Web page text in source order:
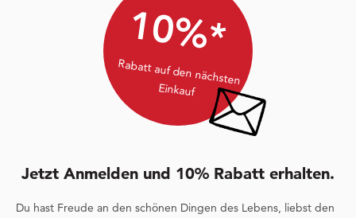
10%*
Rabatt auf den nächsten
Einkauf
Jetzt Anmelden und 10% Rabatt erhalten.
Du hast Freude an den schönen Dingen des Lebens, liebst den